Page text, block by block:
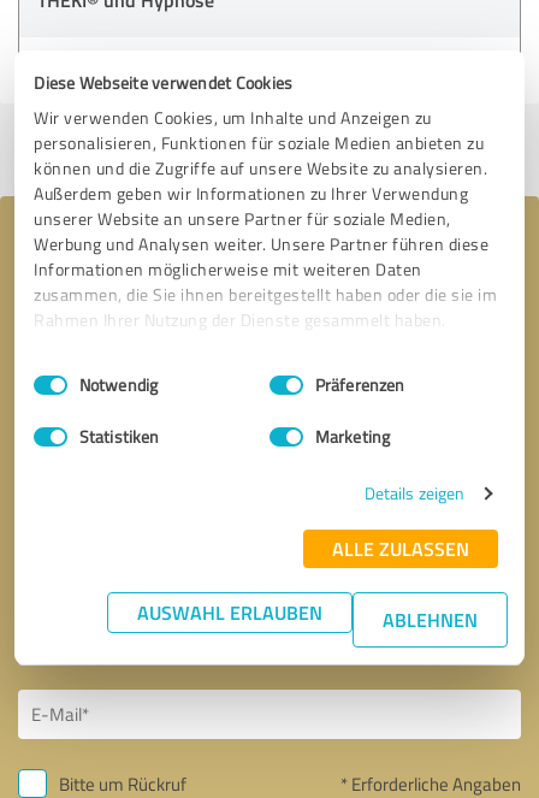
Diese Webseite verwendet Cookies
Wir verwenden Cookies, um Inhalte und Anzeigen zu
personalisieren, Funktionen für soziale Medien anbieten zu
können und die Zugriffe auf unsere Website zu analysieren.
Außerdem geben wir Informationen zu Ihrer Verwendung
unserer Website an unsere Partner für soziale Medien,
Werbung und Analysen weiter. Unsere Partner führen diese
Informationen möglicherweise mit weiteren Daten
zusammen, die Sie ihnen bereitgestellt haben oder die sie im
Rahmen Ihrer Nutzung der Dienste gesammelt haben.
Impressum Datenschutzbestimmungen
Einwilligungsauswahl
Notwendig Präferenzen
Statistiken Marketing
Details zeigen
ALLE ZULASSEN
AUSWAHL ERLAUBEN ABLEHNEN
Profil teilen
Ihre Nachricht an Sarah Marie Frey
Bitte um Rückruf * Erforderliche Angaben